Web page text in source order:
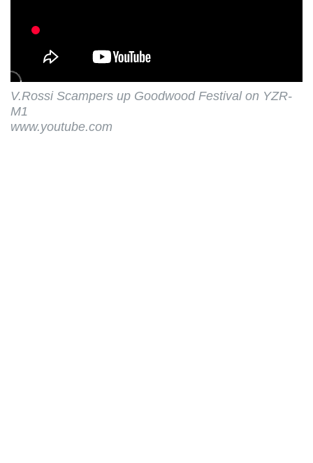
V.Rossi Scampers up Goodwood Festival on YZR-
M1
www.youtube.com